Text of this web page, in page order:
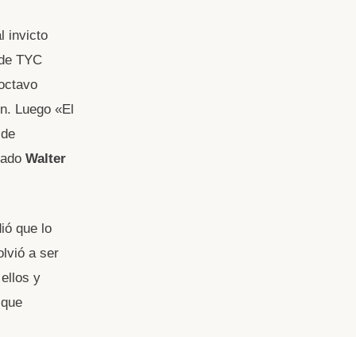
invicto
TYC
Luego «El
Walter
que lo
a ser
y